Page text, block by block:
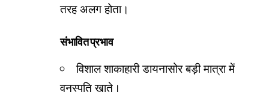
तरह अलग होता।
संभावित प्रभाव
विशाल शाकाहारी डायनासोर बड़ी मात्रा में
वनस्पति खाते।